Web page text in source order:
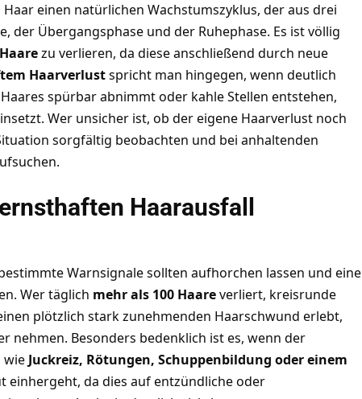
einen natürlichen Wachstumszyklus, der aus drei
der Übergangsphase und der Ruhephase. Es ist völlig
zu verlieren, da diese anschließend durch neue
Haarverlustspricht man hingegen, wenn deutlich
spürbar abnimmt oder kahle Stellen entstehen,
Wer unsicher ist, ob der eigene Haarverlust noch
sorgfältig beobachten und bei anhaltenden
Haarausfall
Warnsignale sollten aufhorchen lassen und eine
Wer täglich mehr als 100 Haareverliert, kreisrunde
plötzlich stark zunehmenden Haarschwund erlebt,
nehmen. Besonders bedenklich ist es, wenn der
wie Juckreiz, Rötungen, Schuppenbildung oder einem
einhergeht, da dies auf entzündliche oder